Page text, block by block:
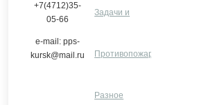
+7(4712)35-
05-66
e-mail: pps-
kursk@mail.ru
подразделения
Задачи и
функции
Противопожарная
профилактика
Разное